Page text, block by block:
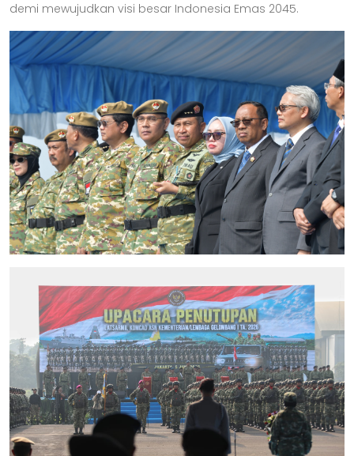
demi mewujudkan visi besar Indonesia Emas 2045.